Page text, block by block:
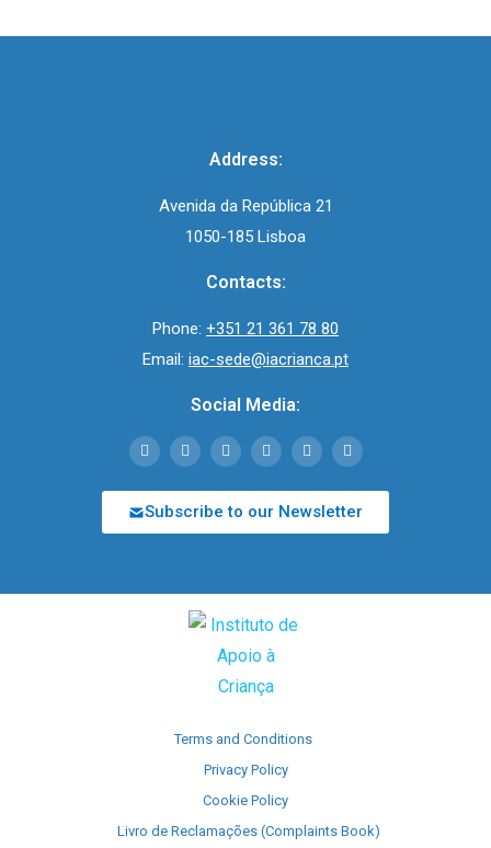
Address:
Avenida da República 21
1050-185 Lisboa
Contacts:
Phone: +351 21 361 78 80
Email: iac-sede@iacrianca.pt
Social Media:
Subscribe to our Newsletter
Terms and Conditions
Privacy Policy
Cookie Policy
Livro de Reclamações (Complaints Book)